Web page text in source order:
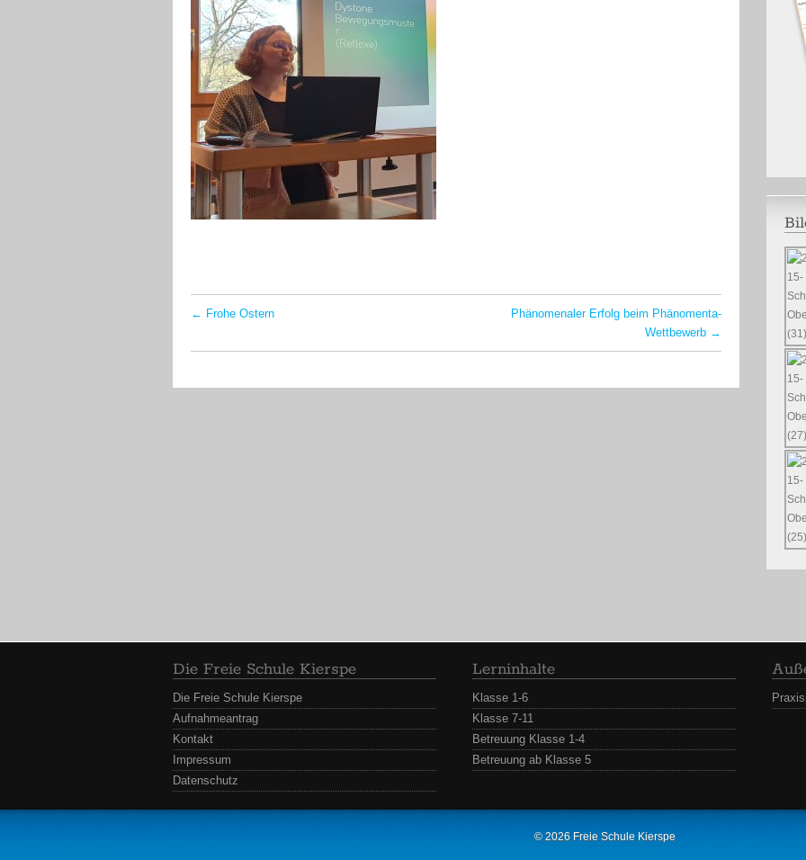
Phänomenaler Erfolg beim Phänomenta-
Wettbewerb →
← Frohe Ostern
Die Freie Schule Kierspe
Die Freie Schule Kierspe
Aufnahmeantrag
Kontakt
Impressum
Datenschutz
Lerninhalte
Klasse 1-6
Klasse 7-11
Betreuung Klasse 1-4
Betreuung ab Klasse 5
© 2026 Freie Schule Kierspe